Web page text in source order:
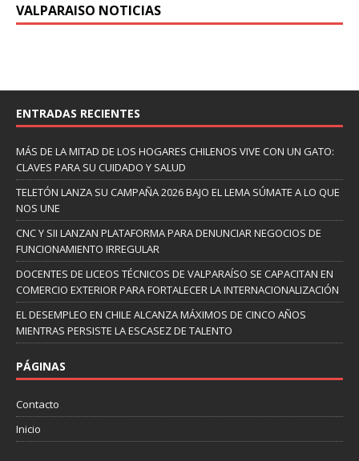
VALPARAISO NOTICIAS
ENTRADAS RECIENTES
MÁS DE LA MITAD DE LOS HOGARES CHILENOS VIVE CON UN GATO:
CLAVES PARA SU CUIDADO Y SALUD
TELETÓN LANZA SU CAMPAÑA 2026 BAJO EL LEMA SÚMATE A LO QUE
NOS UNE
CNC Y SII LANZAN PLATAFORMA PARA DENUNCIAR NEGOCIOS DE
FUNCIONAMIENTO IRREGULAR
DOCENTES DE LICEOS TÉCNICOS DE VALPARAÍSO SE CAPACITAN EN
COMERCIO EXTERIOR PARA FORTALECER LA INTERNACIONALIZACIÓN
EL DESEMPLEO EN CHILE ALCANZA MÁXIMOS DE CINCO AÑOS
MIENTRAS PERSISTE LA ESCASEZ DE TALENTO
PÁGINAS
Contacto
Inicio